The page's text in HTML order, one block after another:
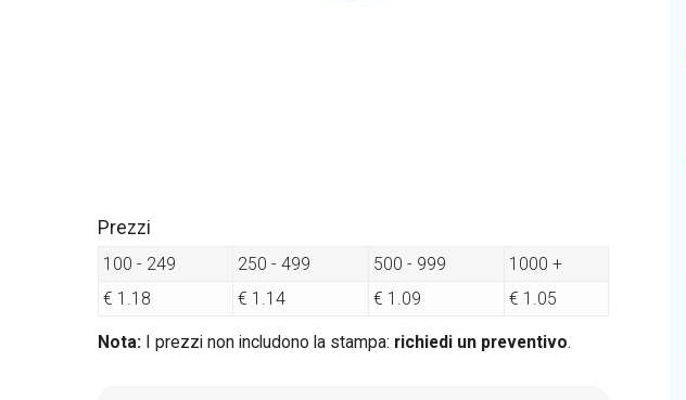
Prezzi
100 - 249 250 - 499 500 - 999
1000 +
€ 1.18
€ 1.14 € 1.09 € 1.05
Nota: I prezzi non includono la stampa: richiedi un preventivo.